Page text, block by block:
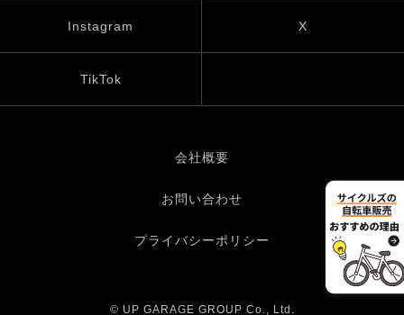
Instagram X
TikTok
会社概要
お問い合わせ
プライバシーポリシー
© UP GARAGE GROUP Co., Ltd.